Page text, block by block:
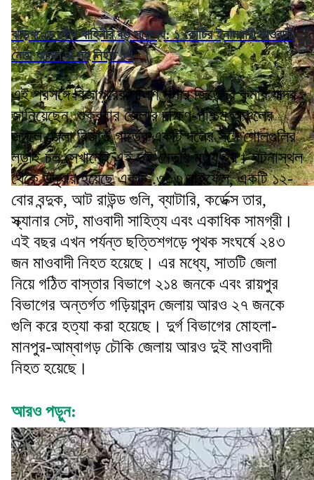
ঝাড়খণ্ডে যৌথ বাহিনীর বড় সাফল্য: ১ কোটির ইনামধারী মাওবাদী
নেতা আনল দা সহ নিহত ১৭
এই প্রসঙ্গে বিজাপুরের পুলিশ সুপার জিতেন্দ্র কুমার যাদব
জানিয়েছেন, শুক্রবার জেলার দক্ষিণ-পশ্চিম অঞ্চলের
জঙ্গলে জেলা রিজার্ভ গার্ডের একটি দলের সঙ্গে গোলগুলির
লড়াই চল সেখানেই এই দুই নেতার মৃত্যু হয়। ঘটনাস্থল
থেকে উদ্ধার হয়েছে একটি .৩০৩ রাইফেল, একটি ১২-
বোর বন্দুক, আট রাউন্ড গুলি, ব্যাটারি, কর্ডেক্স তার,
স্ক্যানার সেট, মাওবাদী সাহিত্য এবং একাধিক সামগ্রী।
এই বছর এখন পর্যন্ত ছত্তিশগড়ে পৃথক সংঘর্ষে ২৪৩
জন মাওবাদী নিহত হয়েছে। এর মধ্যে, সাতটি জেলা
নিয়ে গঠিত বাস্তার বিভাগে ২১৪ জনকে এবং রায়পুর
বিভাগের অন্তর্গত গড়িয়াবন্দ জেলায় আরও ২৭ জনকে
গুলি করে হত্যা করা হয়েছে। দুর্গ বিভাগের মোহলা-
মানপুর-আম্বাগড় চৌকি জেলায় আরও দুই মাওবাদী
নিহত হয়েছে।
আরও পড়ুন: